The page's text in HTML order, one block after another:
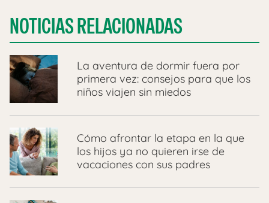
NOTICIAS RELACIONADAS
La aventura de dormir fuera por
primera vez: consejos para que los
niños viajen sin miedos
Cómo afrontar la etapa en la que
los hijos ya no quieren irse de
vacaciones con sus padres